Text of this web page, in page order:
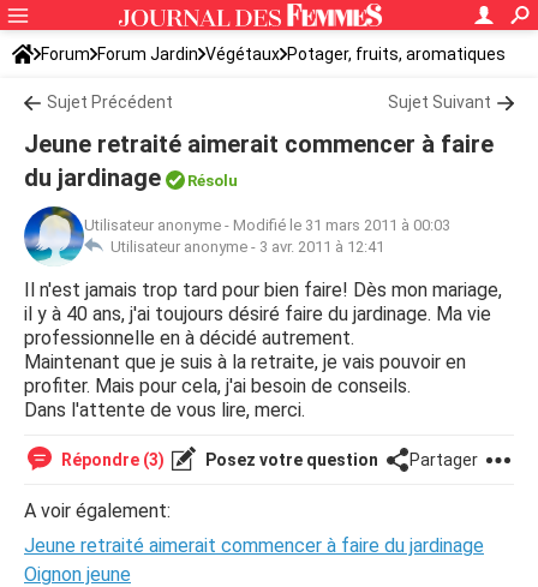
Forum Forum Jardin Végétaux Potager, fruits, aromatiques
Sujet Précédent Sujet Suivant
Jeune retraité aimerait commencer à faire
du jardinage
Résolu
Utilisateur anonyme - Modifié le 31 mars 2011 à 00:03
Utilisateur anonyme - 3 avr. 2011 à 12:41
Il n'est jamais trop tard pour bien faire! Dès mon mariage,
il y à 40 ans, j'ai toujours désiré faire du jardinage. Ma vie
professionnelle en à décidé autrement.
Maintenant que je suis à la retraite, je vais pouvoir en
profiter. Mais pour cela, j'ai besoin de conseils.
Dans l'attente de vous lire, merci.
Répondre (3) Posez votre question Partager
A voir également:
Jeune retraité aimerait commencer à faire du jardinage
Oignon jeune